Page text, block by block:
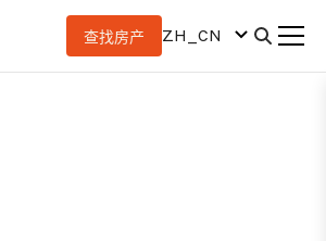
查找房产 ZH_CN